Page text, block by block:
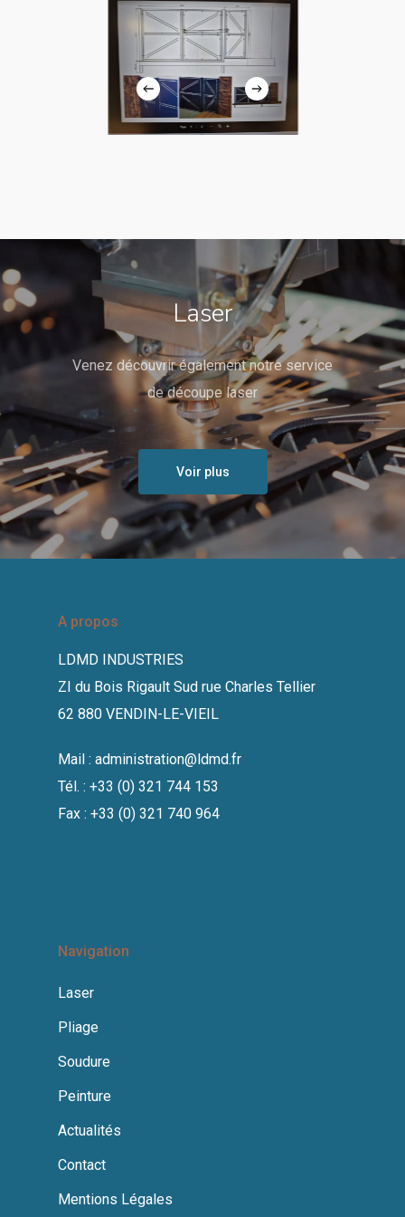
Laser
Venez découvrir également notre service
de découpe laser
Voir plus
A propos
LDMD INDUSTRIES
ZI du Bois Rigault Sud rue Charles Tellier
62 880 VENDIN-LE-VIEIL
Mail : administration@ldmd.fr
Tél. : +33 (0) 321 744 153
Fax : +33 (0) 321 740 964
Navigation
Laser
Pliage
Soudure
Peinture
Actualités
Contact
Mentions Légales